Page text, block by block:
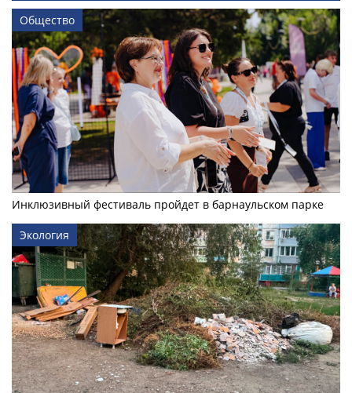
Общество
Инклюзивный фестиваль пройдет в барнаульском парке
Экология